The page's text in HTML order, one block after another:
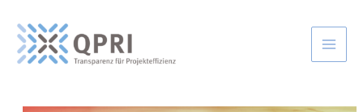
Inhalt
springen